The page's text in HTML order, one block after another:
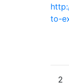
to-
2